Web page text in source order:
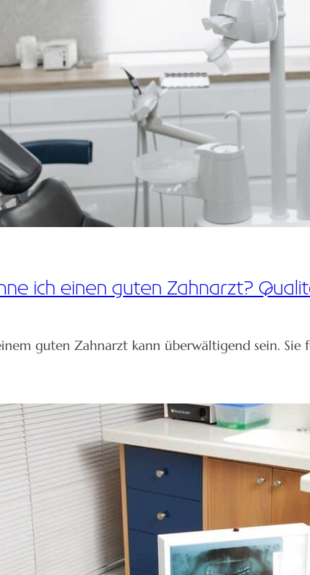
ich einen guten Zahnarzt?
guten Zahnarzt kann überwältigend sein.